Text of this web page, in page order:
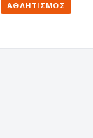
ΑΘΛΗΤΙΣΜΌΣ